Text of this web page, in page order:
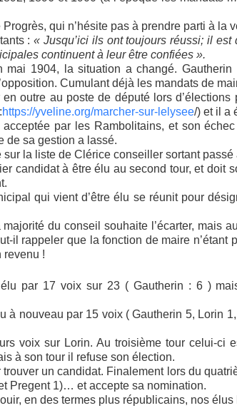
qui n’hésite pas à prendre parti à la
: « Jusqu’ici ils ont toujours réussi; il
continuent à leur être confiées ».
1904, la situation a changé. Gautherin
Cumulant déjà les mandats de
outre au poste de député lors d’élections
https://yveline.org/marcher-sur-lelysee/) et il a
par les Rambolitains, et son échec
de sa gestion a lassé.
la liste de Clérice conseiller sortant passé
candidat à être élu au second tour, et doit
qui vient d’être élu se réunit pour
du conseil souhaite l’écarter, mais
il rappeler que la fonction de maire n’étant
revenu !
par 17 voix sur 23 ( Gautherin : 6 )
à nouveau par 15 voix ( Gautherin 5, Lorin
voix sur Lorin. Au troisième tour celui-ci
à son tour il refuse son élection.
un candidat. Finalement lors du
Pregent 1)… et accepte sa nomination.
en des termes plus républicains, nos élus